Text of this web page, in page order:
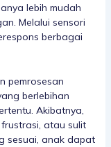
lebih mudah
Melalui sensori
berbagai
pemrosesan
berlebihan
Akibatnya,
atau sulit
sesuai, anak dapat